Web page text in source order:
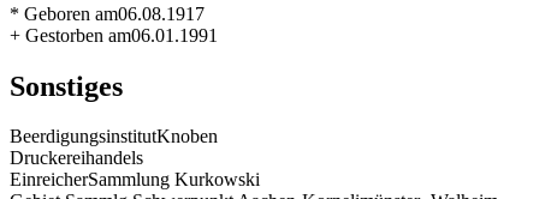
* Geboren am06.08.1917
+ Gestorben am06.01.1991
Sonstiges
BeerdigungsinstitutKnoben
Druckereihandels
EinreicherSammlung Kurkowski